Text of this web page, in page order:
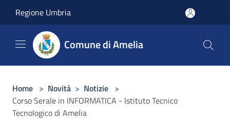
Regione Umbria
Comune di Amelia
Home > Novità > Notizie >
Corso Serale in INFORMATICA - Istituto Tecnico
Tecnologico di Amelia